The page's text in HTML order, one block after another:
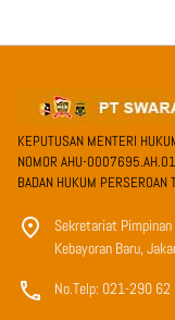
KEPUTUSAN MENTERI
NOMOR AHU-
BADAN HUKUM PERSEROAN
Sekretariat Pimpinan
Kebayoran Baru,
No.Telp: 021-290